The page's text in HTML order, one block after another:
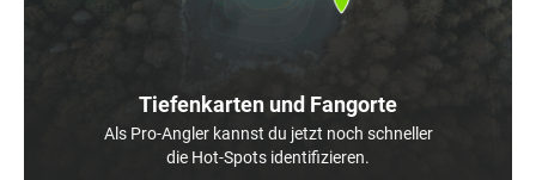
Tiefenkarten und Fangorte
Als Pro-Angler kannst du jetzt noch schneller
die Hot-Spots identifizieren.